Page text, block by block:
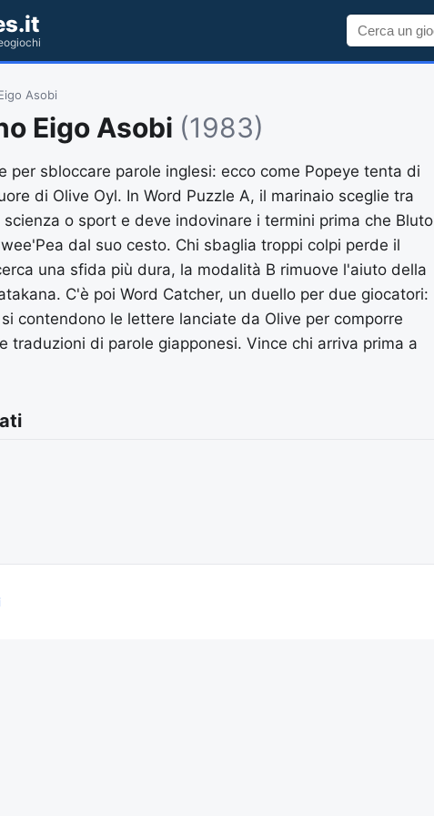
Asobi
Eigo Asobi (1983)
per sbloccare parole inglesi: ecco come Popeye tenta di
di Olive Oyl. In Word Puzzle A, il marinaio sceglie tra
o sport e deve indovinare i termini prima che Bluto
dal suo cesto. Chi sbaglia troppi colpi perde il
una sfida più dura, la modalità B rimuove l'aiuto della
C'è poi Word Catcher, un duello per due giocatori:
contendono le lettere lanciate da Olive per comporre
traduzioni di parole giapponesi. Vince chi arriva prima a